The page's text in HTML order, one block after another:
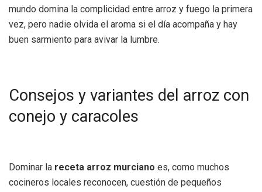
mundo domina la complicidad entre arroz y fuego la primera
vez, pero nadie olvida el aroma si el día acompaña y hay
buen sarmiento para avivar la lumbre.
Consejos y variantes del arroz con
conejo y caracoles
Dominar la receta arroz murciano es, como muchos
cocineros locales reconocen, cuestión de pequeños